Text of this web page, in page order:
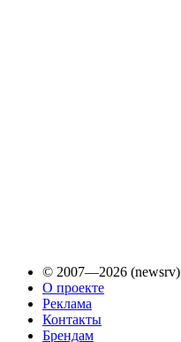
© 2007—2026 (newsrv)
О проекте
Реклама
Контакты
Брендам